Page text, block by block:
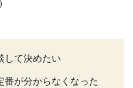
して決めたい
番が分からなくなった